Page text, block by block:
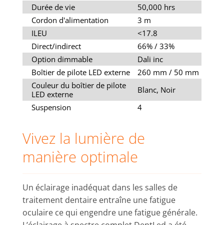
Durée de vie
50,000 hrs
Cordon d'alimentation
3 m
ILEU
<17.8
Direct/indirect
66% / 33%
Option dimmable
Dali inc
Boîtier de pilote LED externe
260 mm / 50 mm
Couleur du boîtier de pilote
LED externe
Blanc, Noir
Suspension
4
Vivez la lumière de
manière optimale
Un éclairage inadéquat dans les salles de
traitement dentaire entraîne une fatigue
oculaire ce qui engendre une fatigue générale.